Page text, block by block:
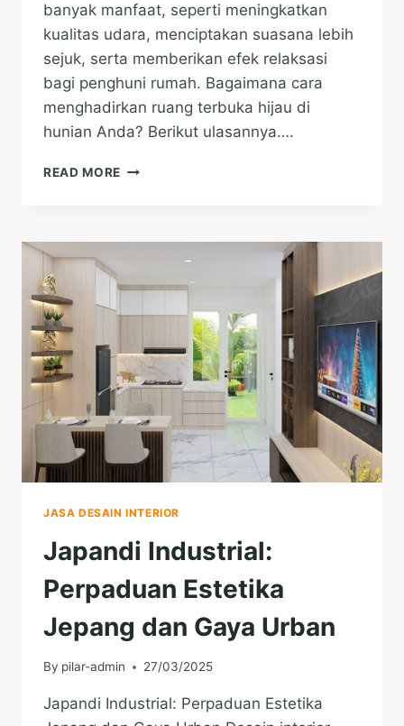
banyak manfaat, seperti meningkatkan
kualitas udara, menciptakan suasana lebih
sejuk, serta memberikan efek relaksasi
bagi penghuni rumah. Bagaimana cara
menghadirkan ruang terbuka hijau di
hunian Anda? Berikut ulasannya….
READ MORE RUANG
DAN
MEWUJUDKANNYA
RUMAH
JASA DESAIN INTERIOR
Japandi Industrial:
Perpaduan Estetika
Jepang dan Gaya Urban
By pilar-admin 27/03/2025
Japandi Industrial: Perpaduan Estetika